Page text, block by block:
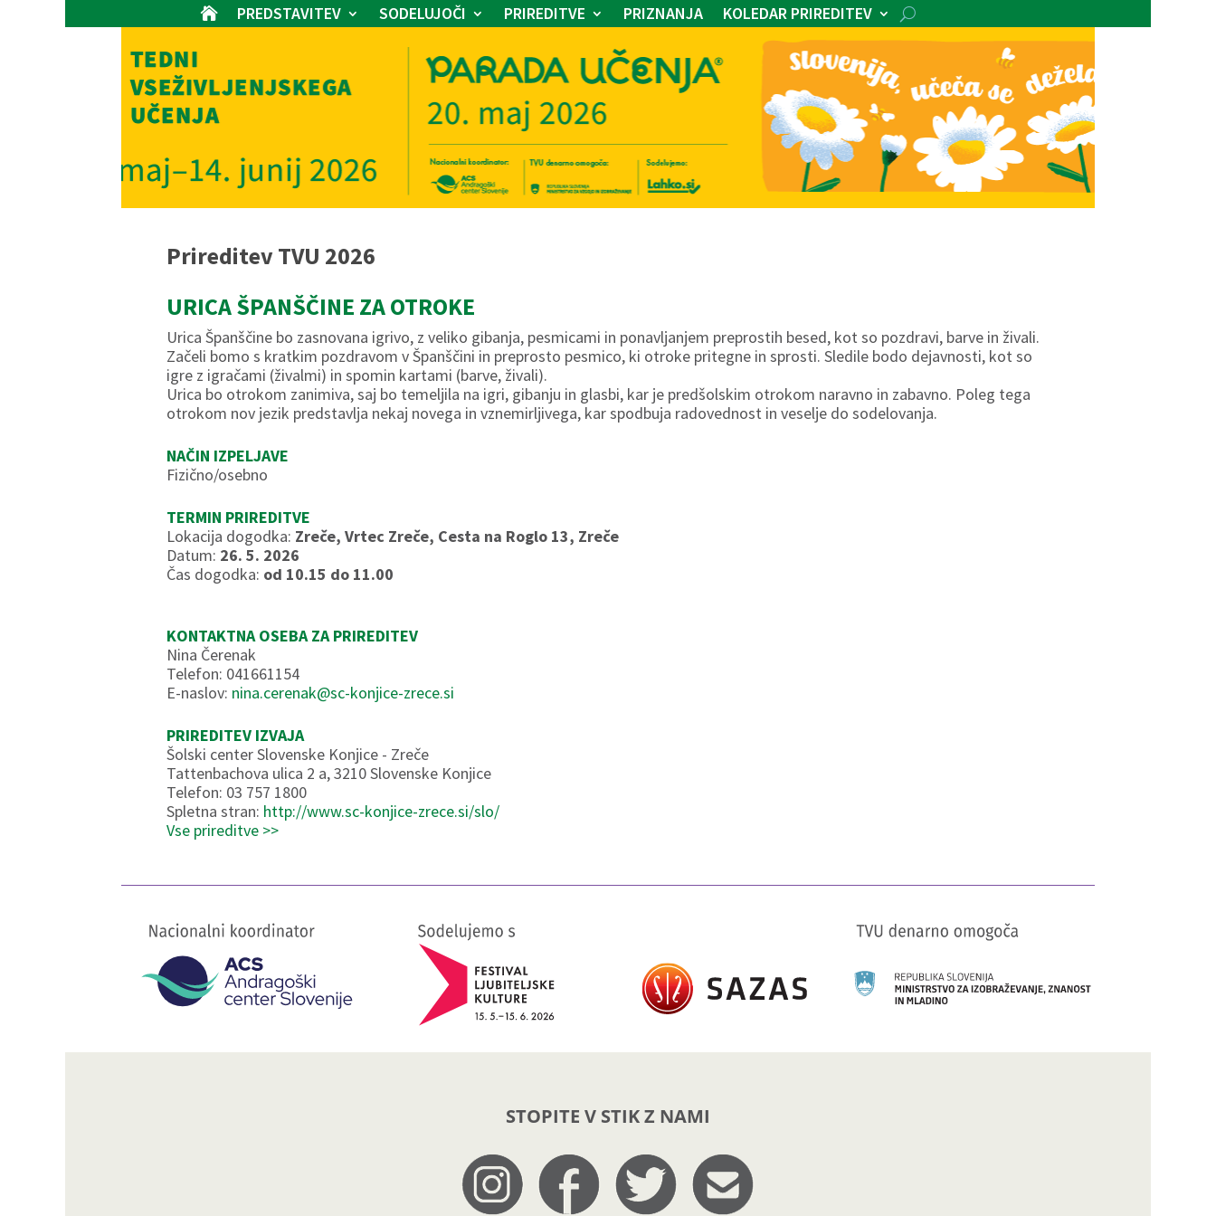
 PREDSTAVITEV SODELUJOČI PRIREDITVE PRIZNANJA KOLEDAR PRIREDITEV
Prireditev TVU 2026
URICA ŠPANŠČINE ZA OTROKE
Urica Španščine bo zasnovana igrivo, z veliko gibanja, pesmicami in ponavljanjem preprostih besed, kot so pozdravi, barve in živali.
Začeli bomo s kratkim pozdravom v Španščini in preprosto pesmico, ki otroke pritegne in sprosti. Sledile bodo dejavnosti, kot so
igre z igračami (živalmi) in spomin kartami (barve, živali).
Urica bo otrokom zanimiva, saj bo temeljila na igri, gibanju in glasbi, kar je predšolskim otrokom naravno in zabavno. Poleg tega
otrokom nov jezik predstavlja nekaj novega in vznemirljivega, kar spodbuja radovednost in veselje do sodelovanja.
NAČIN IZPELJAVE
Fizično/osebno
TERMIN PRIREDITVE
Lokacija dogodka: Zreče, Vrtec Zreče, Cesta na Roglo 13, Zreče
Datum: 26. 5. 2026
Čas dogodka: od 10.15 do 11.00
KONTAKTNA OSEBA ZA PRIREDITEV
Nina Čerenak
Telefon: 041661154
E-naslov: nina.cerenak@sc-konjice-zrece.si
PRIREDITEV IZVAJA
Šolski center Slovenske Konjice - Zreče
Tattenbachova ulica 2 a, 3210 Slovenske Konjice
Telefon: 03 757 1800
Spletna stran: http://www.sc-konjice-zrece.si/slo/
Vse prireditve >>
STOPITE V STIK Z NAMI